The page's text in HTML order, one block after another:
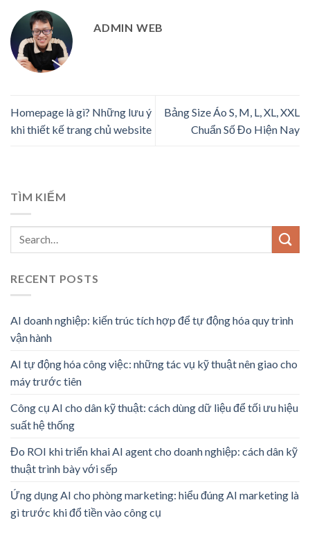
ADMIN WEB
Homepage là gì? Những lưu ý
khi thiết kế trang chủ website
Bảng Size Áo S, M, L, XL, XXL
Chuẩn Số Đo Hiện Nay
TÌM KIẾM
RECENT POSTS
AI doanh nghiệp: kiến trúc tích hợp để tự động hóa quy trình
vận hành
AI tự động hóa công việc: những tác vụ kỹ thuật nên giao cho
máy trước tiên
Công cụ AI cho dân kỹ thuật: cách dùng dữ liệu để tối ưu hiệu
suất hệ thống
Đo ROI khi triển khai AI agent cho doanh nghiệp: cách dân kỹ
thuật trình bày với sếp
Ứng dụng AI cho phòng marketing: hiểu đúng AI marketing là
gì trước khi đổ tiền vào công cụ